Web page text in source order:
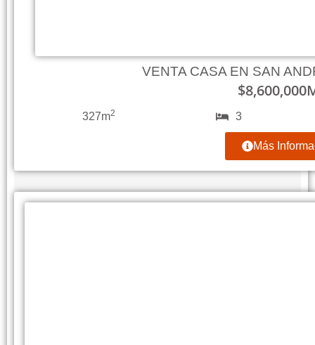
VENTA CASA EN SAN
$8,600,000
327m2 3
Más